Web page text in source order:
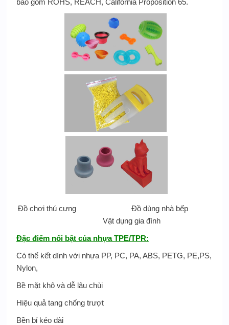
Đồ chơi thú cưng Đồ dùng nhà bếp
Vật dụng gia đình
Đặc điểm nổi bật của nhựa TPE/TPR:
Có thể kết dính với nhựa PP, PC, PA, ABS, PETG, PE,PS,
Nylon,
Bề mặt khô và dễ lâu chùi
Hiệu quả tang chống trượt
Bền bỉ kéo dài